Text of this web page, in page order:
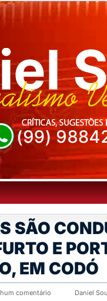
SÃO
E
EM CODÓ
comentário Daniel